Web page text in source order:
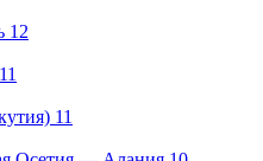
12
11
11